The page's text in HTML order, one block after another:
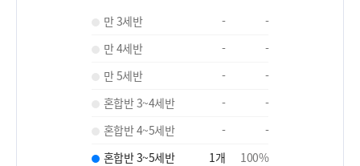
만 3세반 -
-
만 4세반
-
-
만 5세반
-
-
혼합반 3~4세반
-
-
혼합반 4~5세반
-
-
혼합반 3~5세반
1개 100%